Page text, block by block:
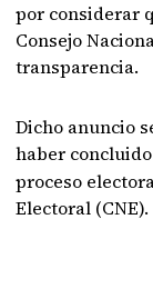
por considerar
Consejo
transparencia.
Dicho anuncio
haber
proceso
Electoral (CNE).